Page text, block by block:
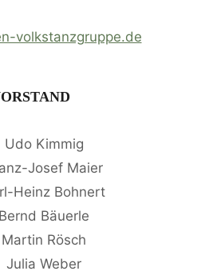
volkstanzgruppe.de
Udo Kimmig
Josef Maier
Heinz Bohnert
Bernd Bäuerle
Martin Rösch
Julia Weber